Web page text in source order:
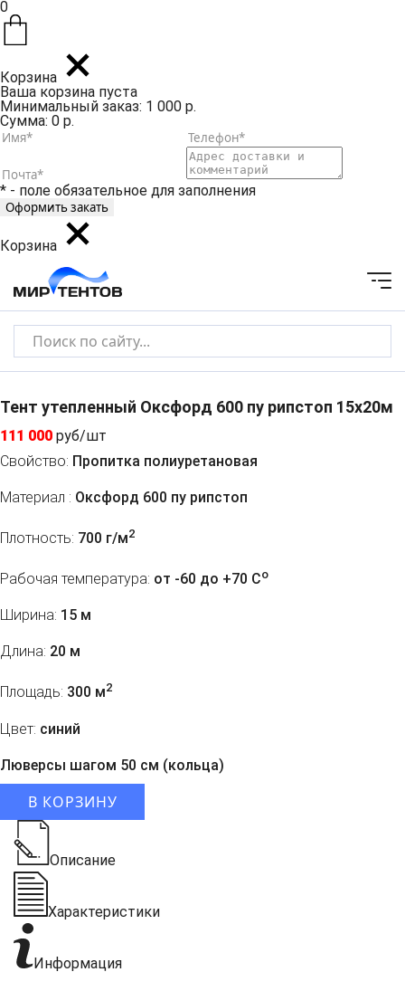
0
Корзина
Ваша корзина пуста
Минимальный заказ: 1 000 р.
Сумма: 0 р.
* - поле обязательное для заполнения
Корзина
Тент утепленный Оксфорд 600 пу рипстоп 15х20м
111 000 руб/шт
Свойство: Пропитка полиуретановая
Материал : Оксфорд 600 пу рипстоп
Плотность: 700 г/м2
Рабочая температура: от -60 до +70 Co
Ширина: 15 м
Длина: 20 м
Площадь: 300 м2
Цвет: синий
Люверсы шагом 50 см (кольца)
В КОРЗИНУ
Описание
Характеристики
Информация